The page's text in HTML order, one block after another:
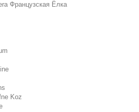
Французская Ёлка
Koz